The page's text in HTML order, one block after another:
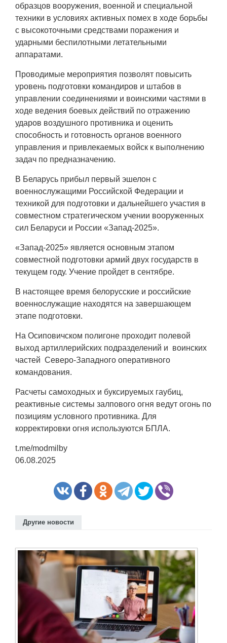
образцов вооружения, военной и специальной
техники в условиях активных помех в ходе борьбы
с высокоточными средствами поражения и
ударными беспилотными летательными
аппаратами.
Проводимые мероприятия позволят повысить
уровень подготовки командиров и штабов в
управлении соединениями и воинскими частями в
ходе ведения боевых действий по отражению
ударов воздушного противника и оценить
способность и готовность органов военного
управления и привлекаемых войск к выполнению
задач по предназначению.
В Беларусь прибыл первый эшелон с
военнослужащими Российской Федерации и
техникой для подготовки и дальнейшего участия в
совместном стратегическом учении вооруженных
сил Беларуси и России «Запад-2025».
«Запад-2025» является основным этапом
совместной подготовки армий двух государств в
текущем году. Учение пройдет в сентябре.
В настоящее время белорусские и российские
военнослужащие находятся на завершающем
этапе подготовки.
На Осиповичском полигоне проходит полевой
выход артиллерийских подразделений и воинских
частей Северо-Западного оперативного
командования.
Расчеты самоходных и буксируемых гаубиц,
реактивные системы залпового огня ведут огонь по
позициям условного противника. Для
корректировки огня используются БПЛА.
t.me/modmilby
06.08.2025
Другие новости